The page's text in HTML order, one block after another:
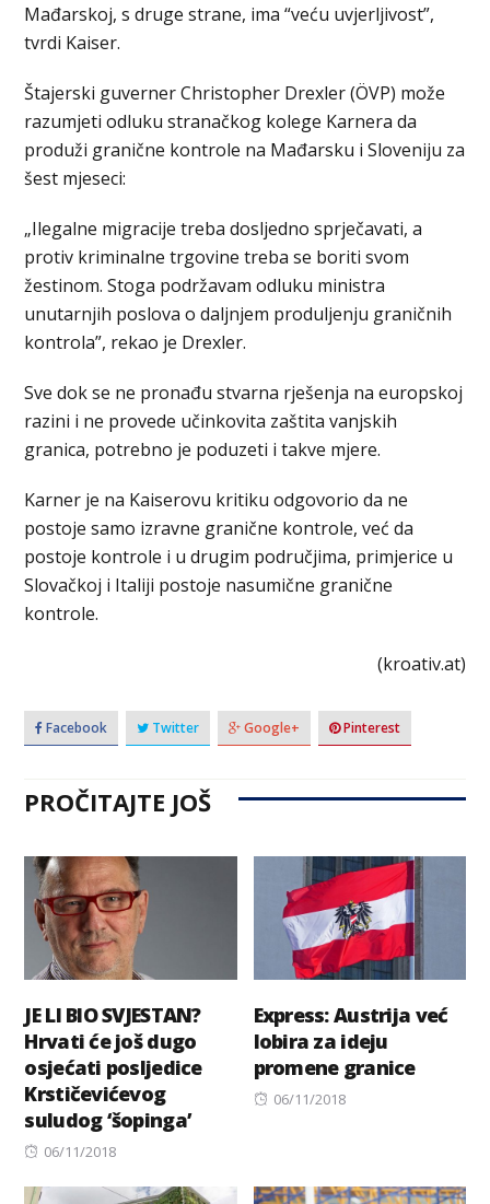
Mađarskoj, s druge strane, ima “veću uvjerljivost”,
tvrdi Kaiser.
Štajerski guverner Christopher Drexler (ÖVP) može
razumjeti odluku stranačkog kolege Karnera da
produži granične kontrole na Mađarsku i Sloveniju za
šest mjeseci:
„Ilegalne migracije treba dosljedno sprječavati, a
protiv kriminalne trgovine treba se boriti svom
žestinom. Stoga podržavam odluku ministra
unutarnjih poslova o daljnjem produljenju graničnih
kontrola”, rekao je Drexler.
Sve dok se ne pronađu stvarna rješenja na europskoj
razini i ne provede učinkovita zaštita vanjskih
granica, potrebno je poduzeti i takve mjere.
Karner je na Kaiserovu kritiku odgovorio da ne
postoje samo izravne granične kontrole, već da
postoje kontrole i u drugim područjima, primjerice u
Slovačkoj i Italiji postoje nasumične granične
kontrole.
(kroativ.at)
Facebook Twitter Google+ Pinterest
PROČITAJTE JOŠ
JE LI BIO SVJESTAN?
Hrvati će još dugo
osjećati posljedice
Krstičevićevog
suludog ‘šopinga’
Posted
06/11/2018
Express: Austrija već
lobira za ideju
promene granice
Posted
06/11/2018